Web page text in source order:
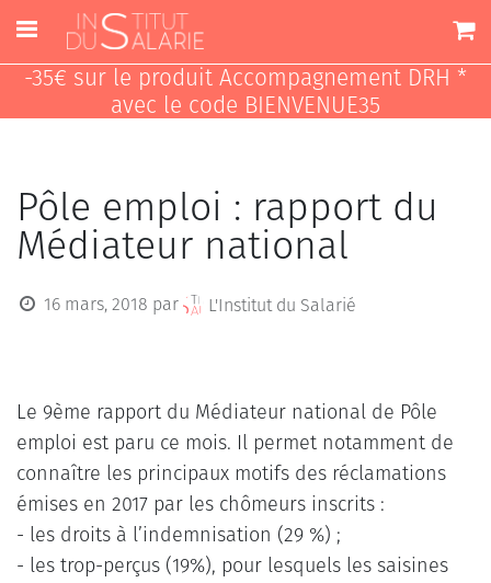
-35€ sur le produit Accompagnement DRH *
avec le code BIENVENUE35
Pôle emploi : rapport du
Médiateur national
16 mars, 2018 par L'Institut du Salarié
Le 9ème rapport du Médiateur national de Pôle
emploi est paru ce mois. Il permet notamment de
connaître les principaux motifs des réclamations
émises en 2017 par les chômeurs inscrits :
- les droits à l’indemnisation (29 %) ;
- les trop-perçus (19%), pour lesquels les saisines